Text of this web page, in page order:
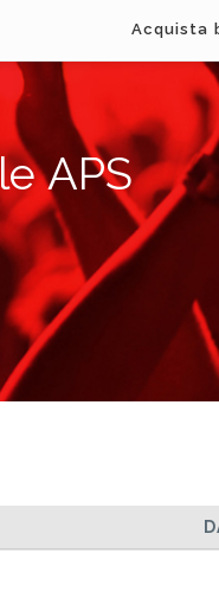
Acquista
APS